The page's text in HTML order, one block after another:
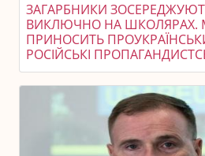
ЗАГАРБНИКИ
ВИКЛЮЧНО НА ШКОЛЯРАХ.
ПРИНОСИТЬ
РОСІЙСЬКІ